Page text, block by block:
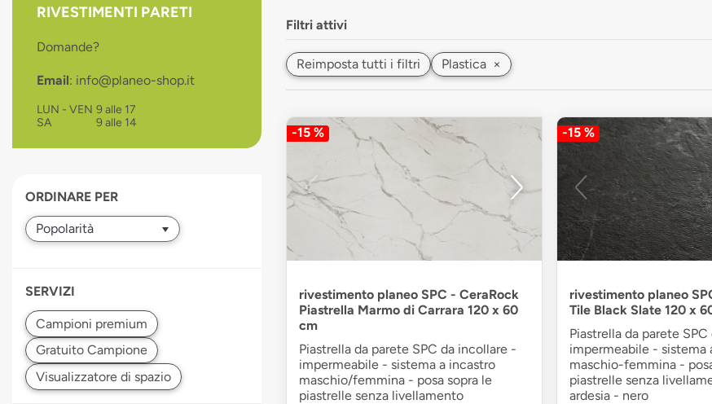
selected
search
Touch
devices
touch
gestures.
RIVESTIMENTI PARETI
Domande?
Email: info@planeo-shop.it
LUN - VEN 9 alle 17
SA
9 alle 14
ORDINARE PER
SERVIZI
Filtri attivi
Reimposta tutti i filtri Plastica ×
-15 %
rivestimento planeo SPC - CeraRock
Piastrella Marmo di Carrara 120 x 60
cm
Piastrella da parete SPC da incollare -
impermeabile - sistema a incastro
maschio/femmina - posa sopra le
piastrelle senza livellamento
-15 %
rivestimento planeo
Tile Black Slate 120 x
Piastrella da parete
impermeabile - sistema
maschio-femmina -
piastrelle senza
ardesia - nero